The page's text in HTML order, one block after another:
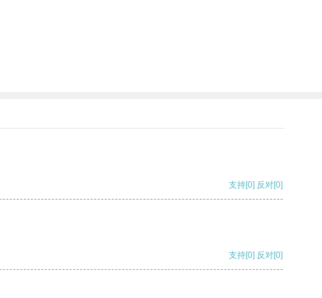
支持[0] 反对[0]
支持[0] 反对[0]